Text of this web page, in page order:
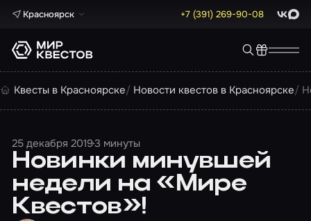
Красноярск +7 (391) 269-90-08 Max
Квесты в Красноярске Новости квестов в Красноярске
25 декабря 20193 минуты
Новинки минувшей
недели на «Мире
Квестов»!